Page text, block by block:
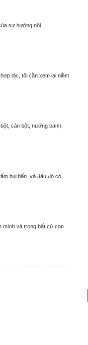
sự hướng nội.
tác, tôi cần xem lại niềm
cán bột, nướng bánh,
bụi bẩn và đâu đó có
mình và trong bất cứ con